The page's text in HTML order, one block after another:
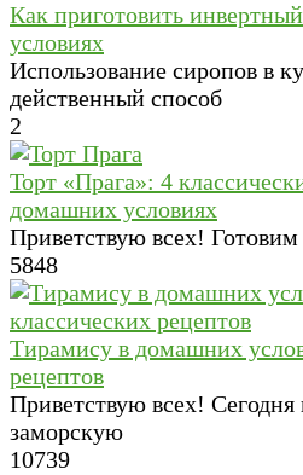
Как приготовить
условиях
Использование сиропов в
действенный способ
2
Торт «Прага»: 4
домашних условиях
Приветствую всех! Готовим
5848
Тирамису в домашних
рецептов
Приветствую всех!
заморскую
10739